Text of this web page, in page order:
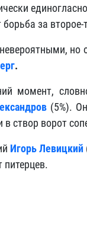
за
но
.
момент,
(5%).
створ ворот
Игорь Левицкий